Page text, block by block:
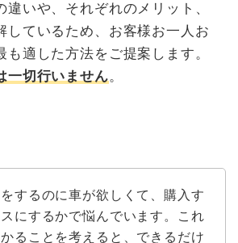
違いや、それぞれのメリット、
しているため、お客様お一人お
も適した方法をご提案します。
一切行いません。
するのに車が欲しくて、購入す
にするかで悩んでいます。これ
ることを考えると、できるだけ